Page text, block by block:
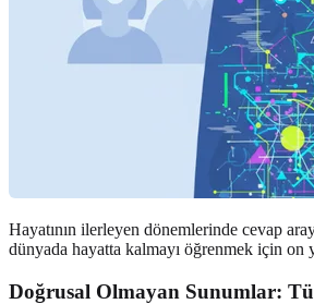
Hayatının ilerleyen dönemlerinde cevap
dünyada hayatta kalmayı öğrenmek için on
Doğrusal Olmayan Sunumlar: